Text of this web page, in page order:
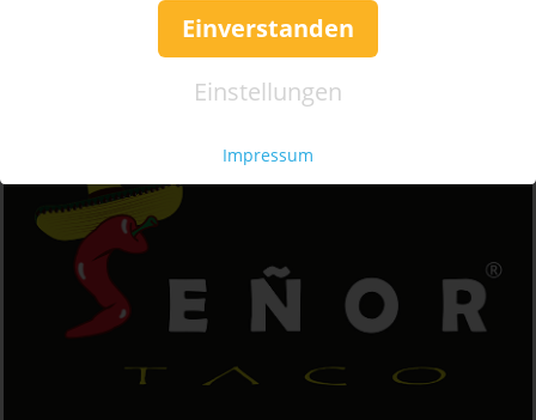
Einverstanden
Einstellungen
Impressum
Seidel Moden
Mode & Schuhe mehr Details